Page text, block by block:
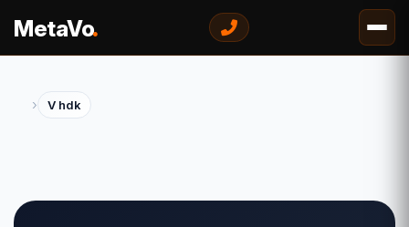
MetaVo.
› V hdk